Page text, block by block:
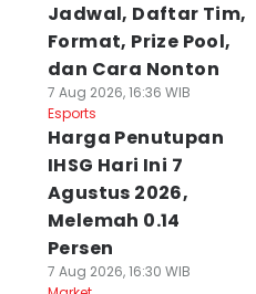
Jadwal, Daftar Tim,
Format, Prize Pool,
dan Cara Nonton
7 Aug 2026, 16:36 WIB
Esports
Harga Penutupan
IHSG Hari Ini 7
Agustus 2026,
Melemah 0.14
Persen
7 Aug 2026, 16:30 WIB